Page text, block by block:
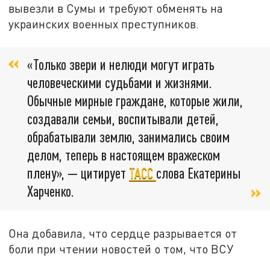
вывезли в Сумы и требуют обменять на
украинских военных преступников.
«Только звери и нелюди могут играть
человеческими судьбами и жизнями.
Обычные мирные граждане, которые жили,
создавали семьи, воспитывали детей,
обрабатывали землю, занимались своим
делом, теперь в настоящем вражеском
плену», — цитирует ТАСС слова Екатерины
Харченко.
Она добавила, что сердце разрывается от
боли при чтении новостей о том, что ВСУ